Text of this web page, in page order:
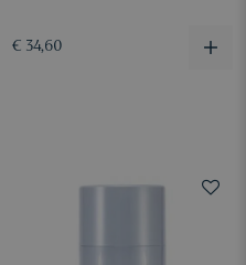
€ 34,60